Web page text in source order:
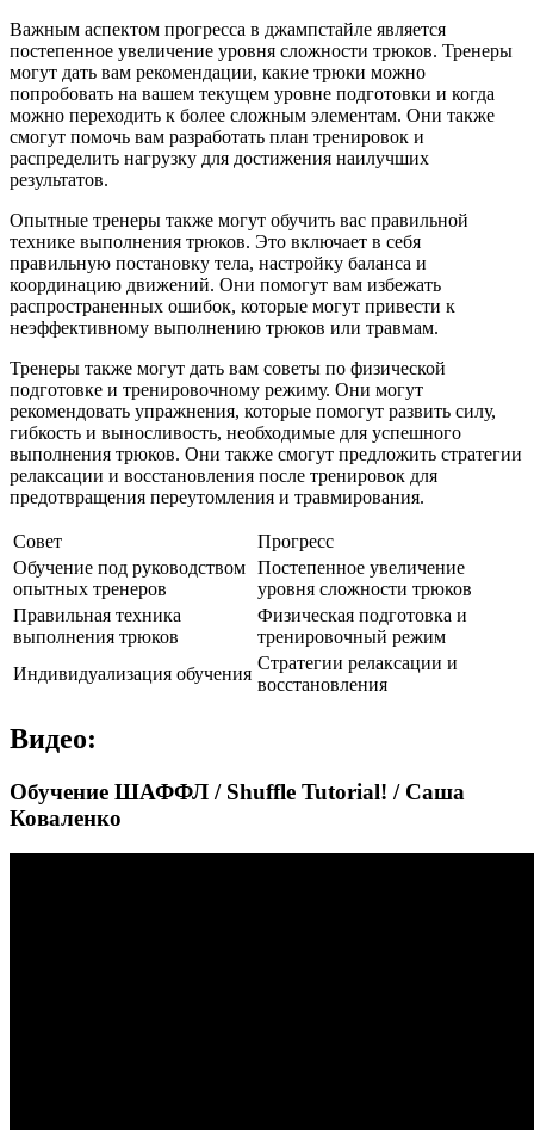
Важным аспектом прогресса в джампстайле является
постепенное увеличение уровня сложности трюков. Тренеры
могут дать вам рекомендации, какие трюки можно
попробовать на вашем текущем уровне подготовки и когда
можно переходить к более сложным элементам. Они также
смогут помочь вам разработать план тренировок и
распределить нагрузку для достижения наилучших
результатов.
Опытные тренеры также могут обучить вас правильной
технике выполнения трюков. Это включает в себя
правильную постановку тела, настройку баланса и
координацию движений. Они помогут вам избежать
распространенных ошибок, которые могут привести к
неэффективному выполнению трюков или травмам.
Тренеры также могут дать вам советы по физической
подготовке и тренировочному режиму. Они могут
рекомендовать упражнения, которые помогут развить силу,
гибкость и выносливость, необходимые для успешного
выполнения трюков. Они также смогут предложить стратегии
релаксации и восстановления после тренировок для
предотвращения переутомления и травмирования.
Совет
Прогресс
Обучение под руководством
опытных тренеров
Постепенное увеличение
уровня сложности трюков
Правильная техника
выполнения трюков
Физическая подготовка и
тренировочный режим
Индивидуализация обучения
Стратегии релаксации и
восстановления
Видео:
Обучение ШАФФЛ / Shuffle Tutorial! / Саша
Коваленко